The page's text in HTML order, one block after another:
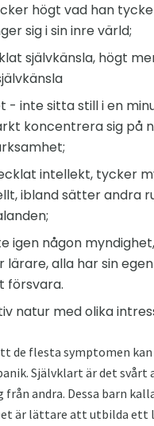
högt vad han
sig i sin inre värld;
självkänsla, högt
- inte sitta still i en
koncentrera sig på
intellekt, tycker
ibland sätter andra
igen någon
alla har sin
försvara.
natur med olika
de flesta symptomen
Självklart är det
från andra. Dessa barn
är lättare att utbilda ett